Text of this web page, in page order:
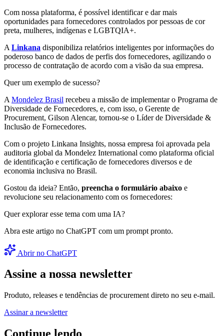
Com nossa plataforma, é possível identificar e dar mais
oportunidades para fornecedores controlados por pessoas de cor
preta, mulheres, indígenas e LGBTQIA+.
A Linkana disponibiliza relatórios inteligentes por informações do
poderoso banco de dados de perfis dos fornecedores, agilizando o
processo de contratação de acordo com a visão da sua empresa.
Quer um exemplo de sucesso?
A Mondelez Brasil recebeu a missão de implementar o Programa de
Diversidade de Fornecedores, e, com isso, o Gerente de
Procurement, Gilson Alencar, tornou-se o Líder de Diversidade &
Inclusão de Fornecedores.
Com o projeto Linkana Insights, nossa empresa foi aprovada pela
auditoria global da Mondelez International como plataforma oficial
de identificação e certificação de fornecedores diversos e de
economia inclusiva no Brasil.
Gostou da ideia? Então, preencha o formulário abaixo e
revolucione seu relacionamento com os fornecedores:
Quer explorar esse tema com uma IA?
Abra este artigo no ChatGPT com um prompt pronto.
Abrir no ChatGPT
Assine a nossa newsletter
Produto, releases e tendências de procurement direto no seu e-mail.
Assinar a newsletter